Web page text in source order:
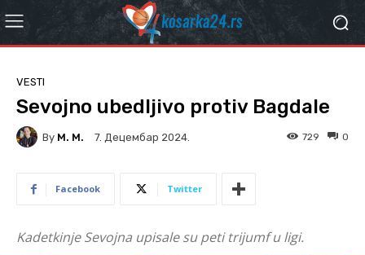
VESTI
Sevojno ubedljivo protiv Bagdale
By M. M. 7. Децембар 2024. 0
729
Facebook Twitter
Kadetkinje Sevojna upisale su peti trijumf u ligi.